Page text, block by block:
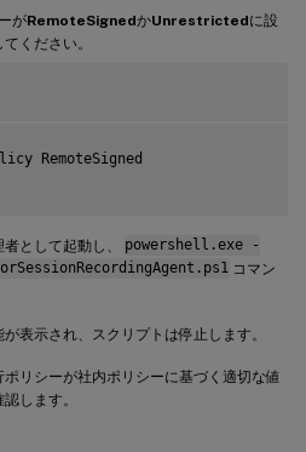
がRemoteSignedかUnrestrictedに設
ください。
RemoteSigned
として起動し、
powershell.exe -
コマン
表示され、スクリプトは停止します。
リシーが社内ポリシーに基づく適切な値
します。